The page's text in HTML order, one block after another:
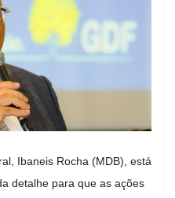
Ibaneis Rocha (MDB), está
detalhe para que as ações